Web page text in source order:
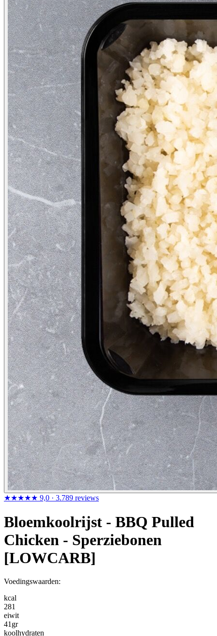
★★★★★ 9,0 · 3.789 reviews
Bloemkoolrijst - BBQ Pulled
Chicken - Sperziebonen
[LOWCARB]
Voedingswaarden:
kcal
281
eiwit
41 gr
koolhydraten